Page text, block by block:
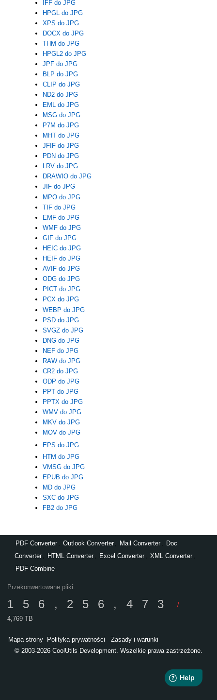
IFF do JPG
HPGL do JPG
XPS do JPG
DOCX do JPG
THM do JPG
HPGL2 do JPG
JPF do JPG
BLP do JPG
CLIP do JPG
ND2 do JPG
EML do JPG
MSG do JPG
P7M do JPG
MHT do JPG
JFIF do JPG
PDN do JPG
LRV do JPG
DRAWIO do JPG
JIF do JPG
MPO do JPG
TIF do JPG
EMF do JPG
WMF do JPG
GIF do JPG
HEIC do JPG
HEIF do JPG
AVIF do JPG
ODG do JPG
PICT do JPG
PCX do JPG
WEBP do JPG
PSD do JPG
SVGZ do JPG
DNG do JPG
NEF do JPG
RAW do JPG
CR2 do JPG
ODP do JPG
PPT do JPG
PPTX do JPG
WMV do JPG
MKV do JPG
MOV do JPG
EPS do JPG
HTM do JPG
VMSG do JPG
EPUB do JPG
MD do JPG
SXC do JPG
FB2 do JPG
PDF Converter Outlook Converter Mail Converter
Doc
Converter
HTML Converter Excel Converter XML Converter
PDF Combine
Przekonwertowane pliki:
156,256,473
/
4,769 TB
Mapa strony Polityka prywatności
Zasady i warunki
© 2003-2026 CoolUtils Development. Wszelkie prawa zastrzeżone.